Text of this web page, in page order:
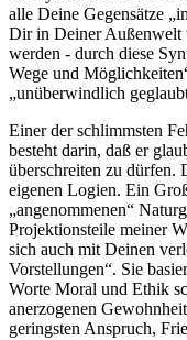
alle Deine Gegensätze
Dir in Deiner Außenwelt
werden - durch diese
Wege und
„unüberwindlich
Einer der schlimmsten
besteht darin, daß er
überschreiten zu dürfen.
eigenen Logien. Ein
„angenommenen“
Projektionsteile meiner
sich auch mit Deinen
Vorstellungen“. Sie
Worte Moral und Ethik
anerzogenen
geringsten Anspruch,